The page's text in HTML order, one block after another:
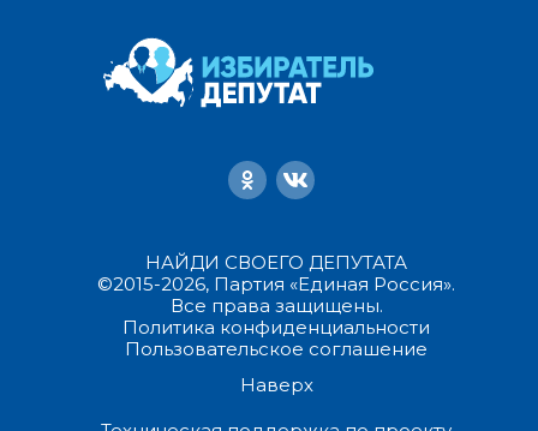
НАЙДИ СВОЕГО ДЕПУТАТА
©2015-2026, Партия «Единая Россия».
Все права защищены.
Политика конфиденциальности
Пользовательское соглашение
Наверх